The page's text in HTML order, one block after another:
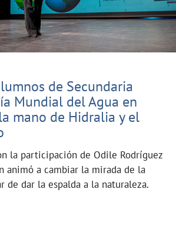
de Secundaria
Mundial del Agua en
mano de Hidralia y el
la participación de Odile Rodríguez
animó a cambiar la mirada de la
de dar la espalda a la naturaleza.